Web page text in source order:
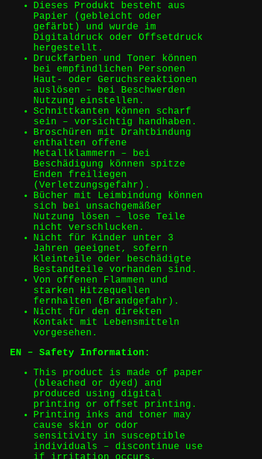
Dieses Produkt besteht aus
Papier (gebleicht oder
gefärbt) und wurde im
Digitaldruck oder Offsetdruck
hergestellt.
Druckfarben und Toner können
bei empfindlichen Personen
Haut- oder Geruchsreaktionen
auslösen – bei Beschwerden
Nutzung einstellen.
Schnittkanten können scharf
sein – vorsichtig handhaben.
Broschüren mit Drahtbindung
enthalten offene
Metallklammern – bei
Beschädigung können spitze
Enden freiliegen
(Verletzungsgefahr).
Bücher mit Leimbindung können
sich bei unsachgemäßer
Nutzung lösen – lose Teile
nicht verschlucken.
Nicht für Kinder unter 3
Jahren geeignet, sofern
Kleinteile oder beschädigte
Bestandteile vorhanden sind.
Von offenen Flammen und
starken Hitzequellen
fernhalten (Brandgefahr).
Nicht für den direkten
Kontakt mit Lebensmitteln
vorgesehen.
EN – Safety Information:
This product is made of paper
(bleached or dyed) and
produced using digital
printing or offset printing.
Printing inks and toner may
cause skin or odor
sensitivity in susceptible
individuals – discontinue use